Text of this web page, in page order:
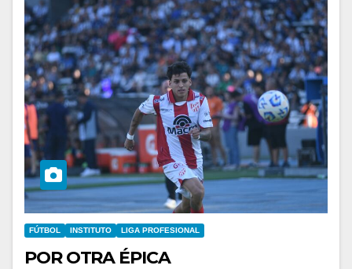
FÚTBOL INSTITUTO LIGA PROFESIONAL
POR OTRA ÉPICA